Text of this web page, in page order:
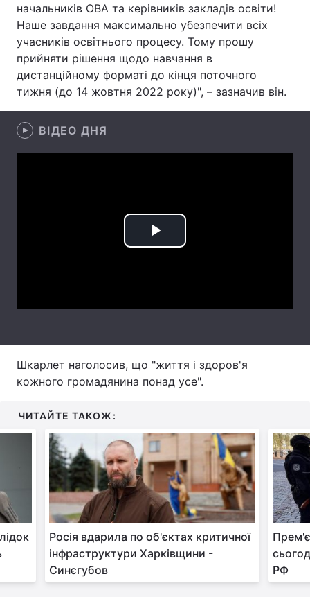
Зброя Інциденти
Здоров'я Туризм
Цікавинки Погода
Екологія Регіони
Лонгріди
Тема оформлення
начальників ОВА та керівників закладів освіти!
Наше завдання максимально убезпечити всіх
учасників освітнього процесу. Тому прошу
прийняти рішення щодо навчання в
дистанційному форматі до кінця поточного
тижня (до 14 жовтня 2022 року)", – зазначив він.
ВІДЕО ДНЯ
Play
Шкарлет наголосив, що "життя і здоров'я
кожного громадянина понад усе".
ЧИТАЙТЕ ТАКОЖ:
Росія вдарила по об'єктах критичної
інфраструктури Харківщини -
Синєгубов
РФ